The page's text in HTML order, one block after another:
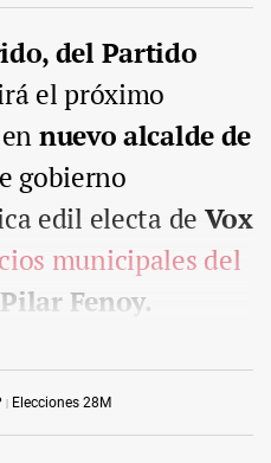
Elecciones 28M
del Partido
el próximo
nuevo alcalde de
gobierno
edil electa de Vox
municipales del
Pilar Fenoy.